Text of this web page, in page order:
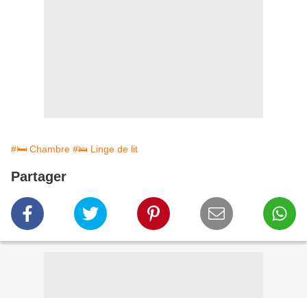
#🛏️ Chambre #🛌 Linge de lit
Partager